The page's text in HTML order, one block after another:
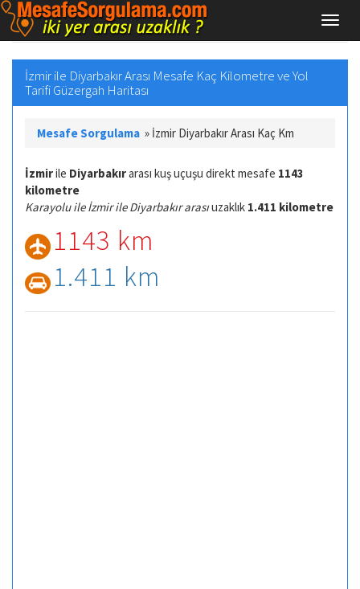
İzmir ile Diyarbakır Arası Mesafe Kaç Kilometre ve Yol
Tarifi Güzergah Haritası
Mesafe Sorgulama » İzmir Diyarbakır Arası Kaç Km
İzmirile Diyarbakırarası kuş uçuşu direkt mesafe 1143
kilometre
Karayolu ile İzmir ile Diyarbakır arasıuzaklık 1.411 kilometre
1143 km
1.411 km